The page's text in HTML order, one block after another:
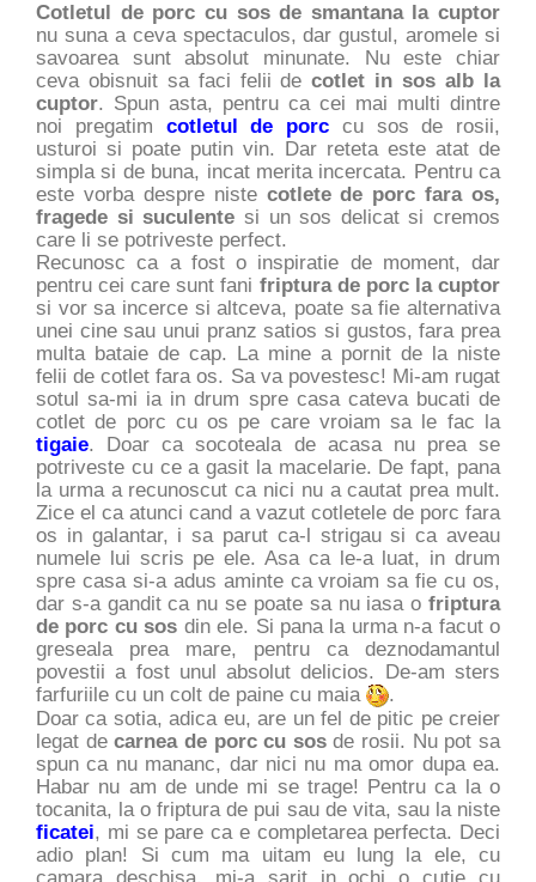
Cotletul de porc cu sos de smantana la cuptor
nu suna a ceva spectaculos, dar gustul, aromele si
savoarea sunt absolut minunate. Nu este chiar
ceva obisnuit sa faci felii decotlet in sos alb la
cuptor. Spun asta, pentru ca cei mai multi dintre
noi pregatim cotletul de porc cu sos de rosii,
usturoi si poate putin vin. Dar reteta este atat de
simpla si de buna, incat merita incercata. Pentru ca
este vorba despre nistecotlete de porc fara os,
fragede si suculente si un sos delicat si cremos
care li se potriveste perfect.
Recunosc ca a fost o inspiratie de moment, dar
pentru cei care sunt fani friptura de porc la cuptor
si vor sa incerce si altceva, poate sa fie alternativa
unei cine sau unui pranz satios si gustos, fara prea
multa bataie de cap. La mine a pornit de la niste
felii de cotlet fara os. Sa va povestesc! Mi-am rugat
sotul sa-mi ia in drum spre casa cateva bucati de
cotlet de porc cu os pe care vroiam sa le fac la
tigaie. Doar ca socoteala de acasa nu prea se
potriveste cu ce a gasit la macelarie. De fapt, pana
la urma a recunoscut ca nici nu a cautat prea mult.
Zice el ca atunci cand a vazut cotletele de porc fara
os in galantar, i sa parut ca-l strigau si ca aveau
numele lui scris pe ele. Asa ca le-a luat, in drum
spre casa si-a adus aminte ca vroiam sa fie cu os,
dar s-a gandit ca nu se poate sa nu iasa o friptura
de porc cu sos din ele. Si pana la urma n-a facut o
greseala prea mare, pentru ca deznodamantul
povestii a fost unul absolut delicios. De-am sters
farfuriile cu un colt de paine cu maia
.
Doar ca sotia, adica eu, are un fel de pitic pe creier
legat decarnea de porc cu sosde rosii. Nu pot sa
spun ca nu mananc, dar nici nu ma omor dupa ea.
Habar nu am de unde mi se trage! Pentru ca la o
tocanita, la o friptura de pui sau de vita, sau la niste
ficatei, mi se pare ca e completarea perfecta. Deci
adio plan! Si cum ma uitam eu lung la ele, cu